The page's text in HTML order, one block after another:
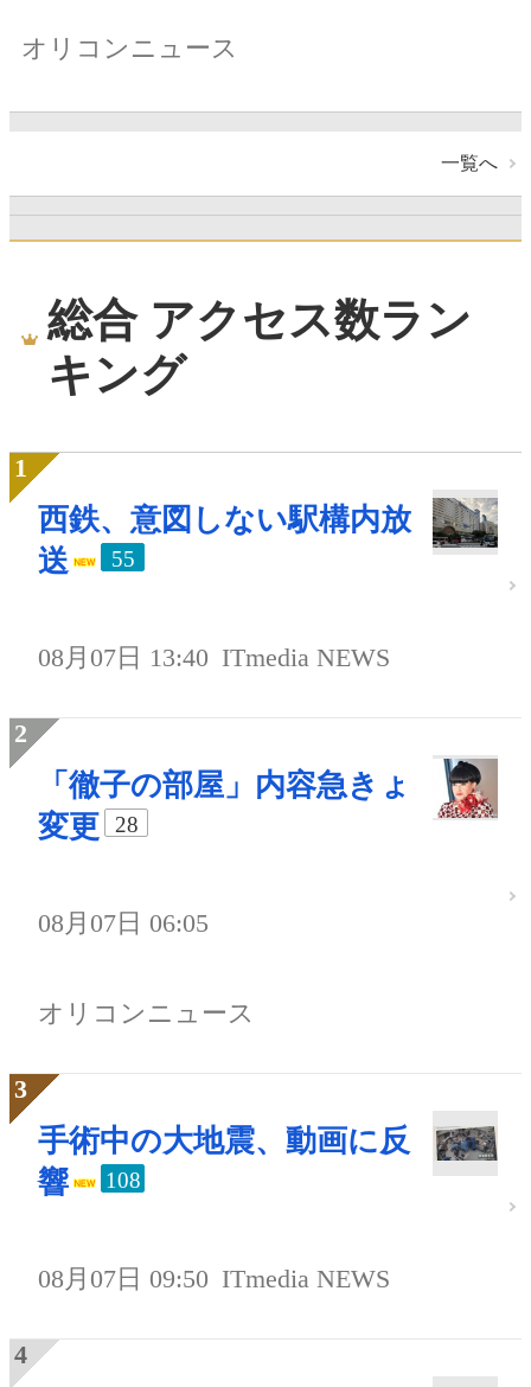
オリコンニュース
一覧へ
総合 アクセス数ラン
キング
西鉄、意図しない駅構内放
送
55
08月07日 13:40 ITmedia NEWS
「徹子の部屋」内容急きょ
変更
28
08月07日 06:05
オリコンニュース
手術中の大地震、動画に反
響
108
08月07日 09:50 ITmedia NEWS